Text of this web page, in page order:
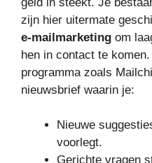
zijn hier uitermate
e-mailmarketing om
hen in contact te
programma zoals
nieuwsbrief waarin je:
Nieuwe
voorlegt.
Gerichte vragen